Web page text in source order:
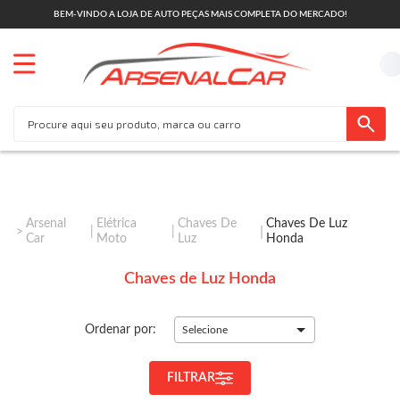
BEM-VINDO A LOJA DE AUTO PEÇAS MAIS COMPLETA DO MERCADO!
Arsenal
Car
Elétrica
Moto
Chaves De
Luz
Chaves De Luz
Honda
Chaves de Luz Honda
Ordenar por: Selecione
FILTRAR